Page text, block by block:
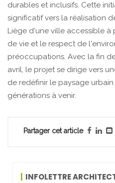
durables et inclusifs. Cette
significatif vers la réalisation
Liège d'une ville accessible
de vie et le respect de
préoccupations. Avec la fin
avril, le projet se dirige vers
de redéfinir le paysage
générations à venir.
Partager cet article
INFOLETTRE